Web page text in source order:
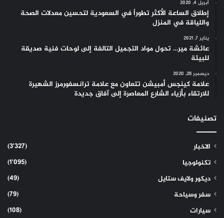
أبريل 4, 2020
إطلاق الساعة الأكثر تطوراً في السعودية لتحسين معدلات الصحة
واللياقة في المنزل
يناير 7, 2021
عائشة مير… تحول مواد التجميل التالفة إلى لوحات فنية صديقة
للبيئة
ديسمبر 28, 2020
علامة كينجس أمبيشن تتعاون مع علامة ترانسفورمرز الشهيرة
للارتقاء بأزياء الشارع المعاصرة إلى آفاق جديدة
تصنيفات
الاخبار
(3٬327)
تكنولوجيا
(1٬095)
ديكور ولايف ستايل
(49)
سفر وسياحة
(79)
سيارات
(108)